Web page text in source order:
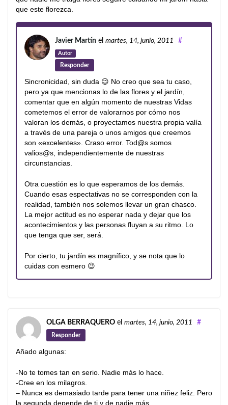
que este florezca.
Javier Martín el martes, 14, junio, 2011
Autor
#
Responder
Sincronicidad, sin duda 😉 No creo que sea tu caso,
pero ya que mencionas lo de las flores y el jardín,
comentar que en algún momento de nuestras Vidas
cometemos el error de valorarnos por cómo nos
valoran los demás, o proyectamos nuestra propia valía
a través de una pareja o unos amigos que creemos
son «excelentes». Craso error. Tod@s somos
valios@s, independientemente de nuestras
circunstancias.
Otra cuestión es lo que esperamos de los demás.
Cuando esas espectativas no se corresponden con la
realidad, también nos solemos llevar un gran chasco.
La mejor actitud es no esperar nada y dejar que los
acontecimientos y las personas fluyan a su ritmo. Lo
que tenga que ser, será.
Por cierto, tu jardín es magnífico, y se nota que lo
cuidas con esmero 😉
OLGA BERRAQUERO el martes, 14, junio, 2011 #
Responder
Añado algunas:
-No te tomes tan en serio. Nadie más lo hace.
-Cree en los milagros.
– Nunca es demasiado tarde para tener una niñez feliz. Pero
la segunda depende de ti y de nadie más.